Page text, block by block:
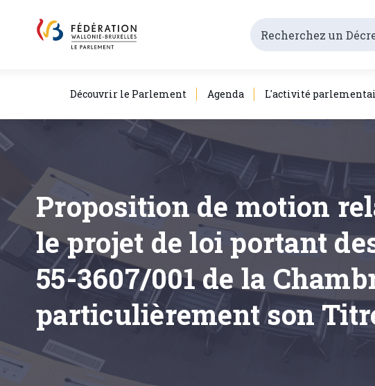
Découvrir le Parlement Agenda L'activité
Proposition de motion
le projet de loi portant
55-3607/001 de la
particulièrement son